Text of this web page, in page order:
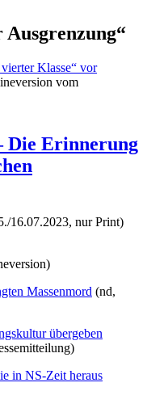
Klasse“ vor
vom
Die Erinnerung
16.07.2023, nur Print)
Massenmord (nd,
übergeben
in NS-Zeit heraus